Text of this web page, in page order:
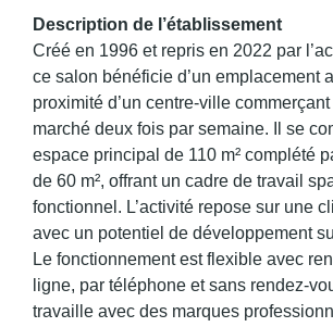
Description de l’établissement
Créé en 1996 et repris en 2022 par
ce salon bénéficie d’un emplacement
proximité d’un centre-ville
marché deux fois par semaine. Il se
espace principal de 110 m² complété
de 60 m², offrant un cadre de travail
fonctionnel. L’activité repose sur une
avec un potentiel de développement
Le fonctionnement est flexible avec
ligne, par téléphone et sans rendez-
travaille avec des marques